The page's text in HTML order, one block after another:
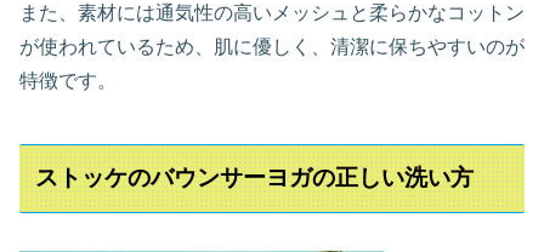
また、素材には通気性の高いメッシュと柔らかなコットン
が使われているため、肌に優しく、清潔に保ちやすいのが
特徴です。
ストッケのバウンサーヨガの正しい洗い方